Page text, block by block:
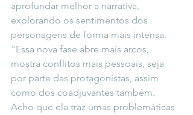
aprofundar melhor a narrativa,
explorando os sentimentos dos
personagens de forma mais intensa.
"Essa nova fase abre mais arcos,
mostra conflitos mais pessoais, seja
por parte das protagonistas, assim
como dos coadjuvantes também.
Acho que ela traz umas problemáticas